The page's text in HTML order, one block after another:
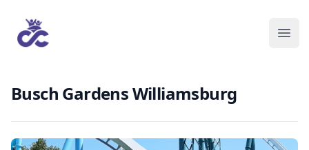
Busch Gardens Williamsburg